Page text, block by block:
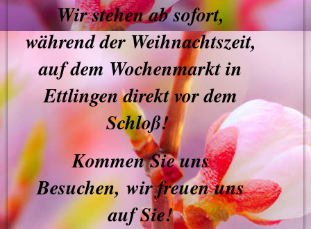
Wir stehen ab sofort,
während der Weihnachtszeit,
auf dem Wochenmarkt in
Ettlingen direkt vor dem
Schloß!
Kommen Sie uns
Besuchen,wir freuen uns
auf Sie!